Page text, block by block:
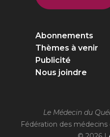
Abonnements
Thèmes à venir
Publicité
Nous joindre
Le Médecin du
Fédération des